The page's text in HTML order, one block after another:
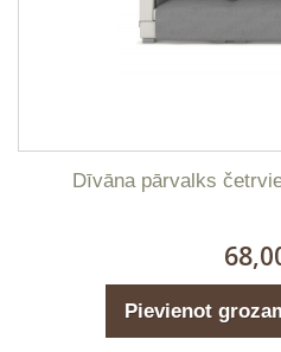
Dīvāna pārvalks
Pievienot